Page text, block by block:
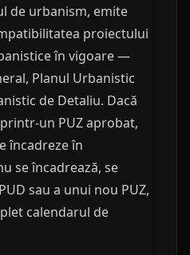
de urbanism, emite
proiectului
în vigoare —
Planul Urbanistic
de Detaliu. Dacă
un PUZ aprobat,
încadreze în
se încadrează, se
sau a unui nou PUZ,
calendarul de